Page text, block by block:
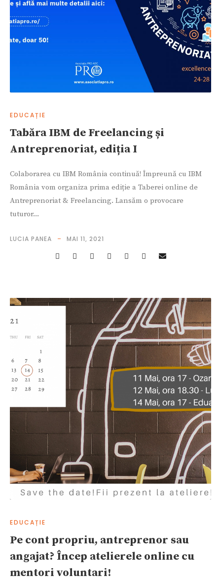
EDUCAȚIE
Tabăra IBM de Freelancing și
Antreprenoriat, ediția I
Colaborarea cu IBM România continuă! Împreună cu IBM
România vom organiza prima ediție a Taberei online de
Antreprenoriat & Freelancing. Lansăm o provocare
tuturor...
LUCIA PANEA MAI 11, 2021
EDUCAȚIE
Pe cont propriu, antreprenor sau
angajat? Încep atelierele online cu
mentori voluntari!